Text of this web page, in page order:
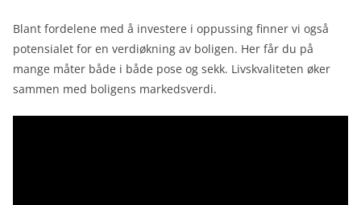
Blant fordelene med å investere i oppussing finner vi også
potensialet for en verdiøkning av boligen. Her får du på
mange måter både i både pose og sekk. Livskvaliteten øker
sammen med boligens markedsverdi.